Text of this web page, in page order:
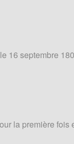
16 septembre
la première fois